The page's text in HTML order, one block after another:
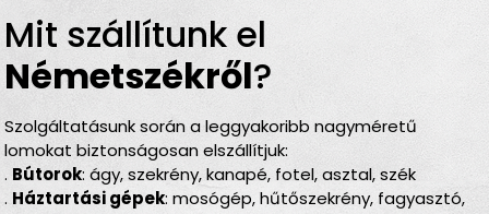
Mit szállítunk el
Németszékről?
Szolgáltatásunk során a leggyakoribb nagyméretű
lomokat biztonságosan elszállítjuk:
. Bútorok: ágy, szekrény, kanapé, fotel, asztal, szék
. Háztartási gépek: mosógép, hűtőszekrény, fagyasztó,